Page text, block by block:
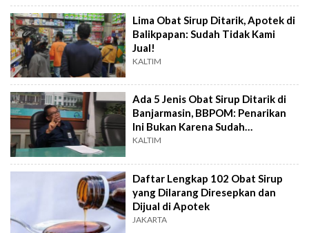
Lima Obat Sirup Ditarik, Apotek di
Balikpapan: Sudah Tidak Kami
Jual!
KALTIM
Ada 5 Jenis Obat Sirup Ditarik di
Banjarmasin, BBPOM: Penarikan
Ini Bukan Karena Sudah
Ditetapkan
KALTIM
Daftar Lengkap 102 Obat Sirup
yang Dilarang Diresepkan dan
Dijual di Apotek
JAKARTA